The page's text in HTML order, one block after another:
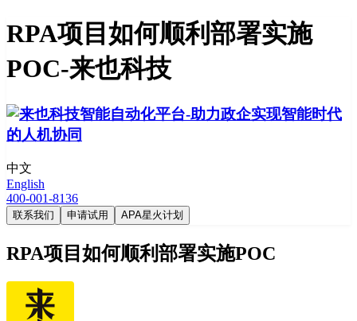
RPA项目如何顺利部署实施
POC-来也科技
中文
English
400-001-8136
联系我们 申请试用 APA星火计划
RPA项目如何顺利部署实施POC